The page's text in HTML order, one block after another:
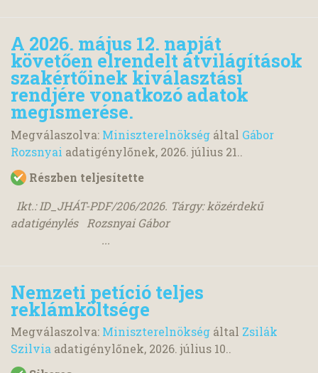
A 2026. május 12. napját
követően elrendelt átvilágítások
szakértőinek kiválasztási
rendjére vonatkozó adatok
megismerése.
Megválaszolva: Miniszterelnökség által Gábor
Rozsnyai adatigénylőnek, 2026. július 21..
Részben teljesítette
Ikt.: ID_JHÁT-PDF/206/2026. Tárgy: közérdekű
adatigénylés Rozsnyai Gábor
...
Nemzeti petíció teljes
reklámköltsége
Megválaszolva: Miniszterelnökség által Zsilák
Szilvia adatigénylőnek, 2026. július 10..